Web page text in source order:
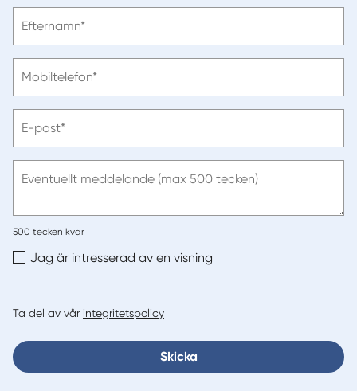
ange
Efternamn*
ange
Mobiltelefon*
ange
post
E-post*
Eventuellt meddelande (max 500 tecken)
500 tecken kvar
Jag är intresserad av en visning
Ta del av vår integritetspolicy
Skicka